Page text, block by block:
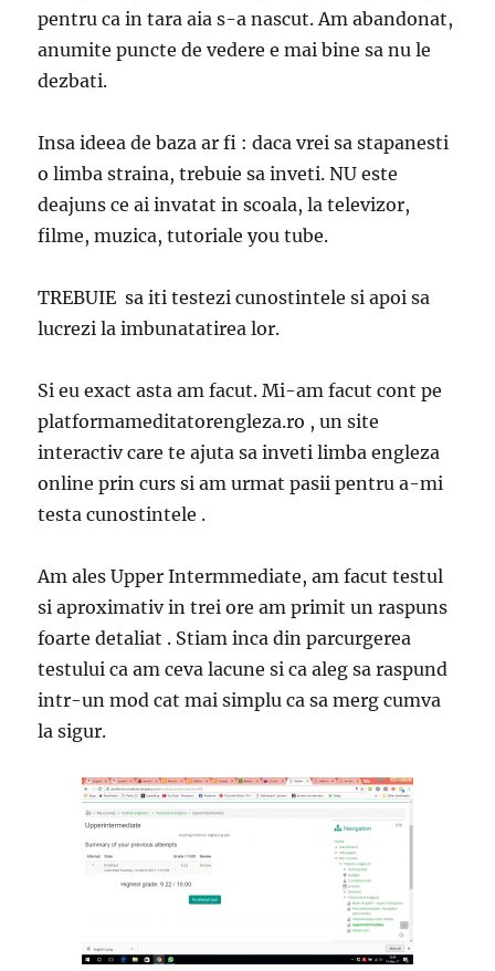
pentru ca in tara aia s-a nascut. Am abandonat,
anumite puncte de vedere e mai bine sa nu le
dezbati.
Insa ideea de baza ar fi : daca vrei sa stapanesti
o limba straina, trebuie sa inveti. NU este
deajuns ce ai invatat in scoala, la televizor,
filme, muzica, tutoriale you tube.
TREBUIE sa iti testezi cunostintele si apoi sa
lucrezi la imbunatatirea lor.
Si eu exact asta am facut. Mi-am facut cont pe
platformameditatorengleza.ro , un site
interactiv care te ajuta sa inveti limba engleza
online prin curs si am urmat pasii pentru a-mi
testa cunostintele .
Am ales Upper Intermmediate, am facut testul
si aproximativ in trei ore am primit un raspuns
foarte detaliat . Stiam inca din parcurgerea
testului ca am ceva lacune si ca aleg sa raspund
intr-un mod cat mai simplu ca sa merg cumva
la sigur.